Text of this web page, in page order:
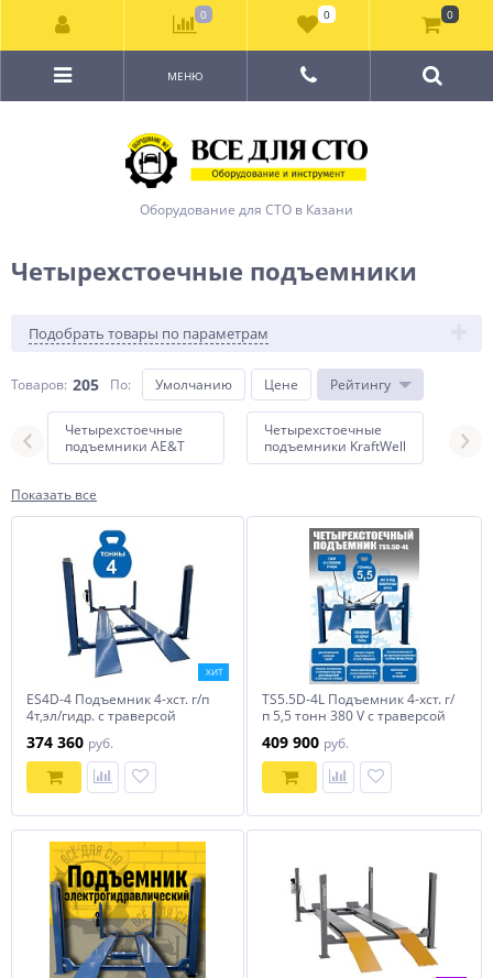
Оборудование для СТО в Казани
МЕНЮ
Четырехстоечные подъемники
Подобрать товары по параметрам
Товаров: 205 По: Умолчанию Цене Рейтингу
Четырехстоечные
подъемники AE&T
Четырехстоечные
подъемники KraftWell
Показать все
ХИТ
ES4D-4 Подъемник 4-хст. г/п
4т,эл/гидр. с траверсой
374 360 руб.
TS5.5D-4L Подъемник 4-хст. г/
п 5,5 тонн 380 V с траверсой
409 900 руб.
0 0 0